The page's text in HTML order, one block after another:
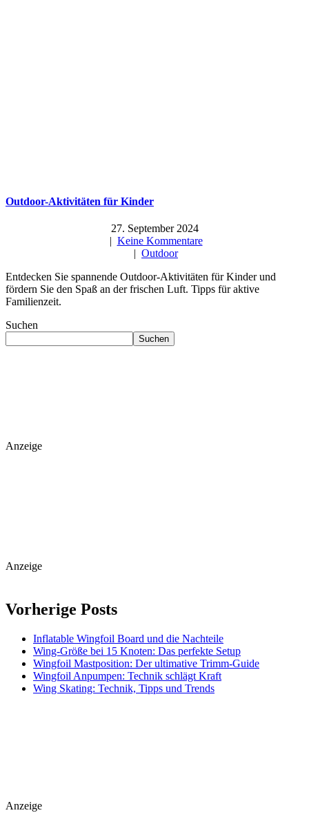
Outdoor-Aktivitäten für Kinder
27. September 2024
| Keine Kommentare
| Outdoor
Entdecken Sie spannende Outdoor-Aktivitäten für Kinder und
fördern Sie den Spaß an der frischen Luft. Tipps für aktive
Familienzeit.
Suchen
Suchen
Anzeige
Anzeige
Vorherige Posts
Inflatable Wingfoil Board und die Nachteile
Wing-Größe bei 15 Knoten: Das perfekte Setup
Wingfoil Mastposition: Der ultimative Trimm-Guide
Wingfoil Anpumpen: Technik schlägt Kraft
Wing Skating: Technik, Tipps und Trends
Anzeige